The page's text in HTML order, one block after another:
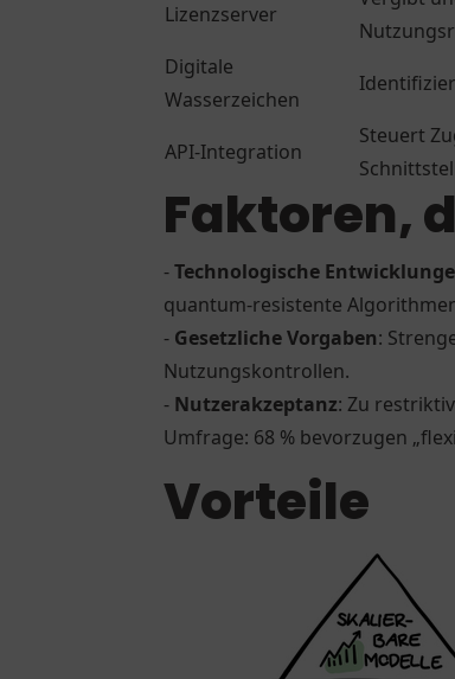
Lizenzserver
Digitale
Wasserzeichen
API-Integration
Steuert
Faktoren,
-Technologische
quantum-resistente
- Gesetzliche Vorgaben:
Nutzungskontrollen.
- Nutzerakzeptanz: Zu
Umfrage: 68 % bevorzugen
Vorteile